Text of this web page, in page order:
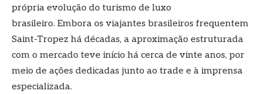
própria evolução do turismo de luxo
brasileiro. Embora os viajantes brasileiros frequentem
Saint-Tropez há décadas, a aproximação estruturada
com o mercado teve início há cerca de vinte anos, por
meio de ações dedicadas junto ao trade e à imprensa
especializada.